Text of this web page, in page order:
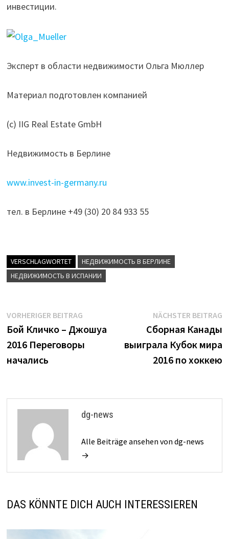
инвестиции.
Эксперт в области недвижимости Ольга Мюллер
Материал подготовлен компанией
(с) IIG Real Estate GmbH
Недвижимость в Берлине
www.invest-in-germany.ru
тел. в Берлине +49 (30) 20 84 933 55
VERSCHLAGWORTET
НЕДВИЖИМОСТЬ В БЕРЛИНЕ
НЕДВИЖИМОСТЬ В ИСПАНИИ
Beitrags-
Navigation
VORHERIGER BEITRAGVorheriger
Beitrag:
Бой Кличко – Джошуа
2016 Переговоры
начались
NÄCHSTER BEITRAG
Сборная Канады
выиграла Кубок мира
2016 по хоккею
dg-news
Alle Beiträge ansehen von dg-news
→
DAS KÖNNTE DICH AUCH INTERESSIEREN